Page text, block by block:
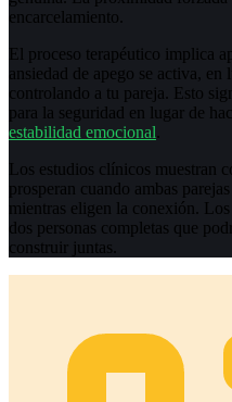
encarcelamiento.
El proceso terapéutico implica
ansiedad de apego se activa,
controlando a tu pareja. Esto
para la seguridad en lugar de
estabilidad emocional
Los estudios clínicos muestran
prosperan cuando ambas
mientras eligen la conexión.
dos personas completas que
construir juntas.